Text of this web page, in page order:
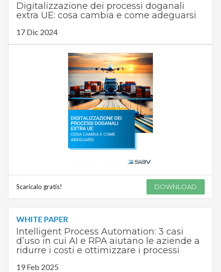
Digitalizzazione dei processi doganali
extra UE: cosa cambia e come adeguarsi
17 Dic 2024
Scaricalo gratis! DOWNLOAD
WHITE PAPER
Intelligent Process Automation: 3 casi
d’uso in cui AI e RPA aiutano le aziende a
ridurre i costi e ottimizzare i processi
19 Feb 2025